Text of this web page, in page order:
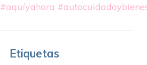
#aquíyahora
Etiquetas